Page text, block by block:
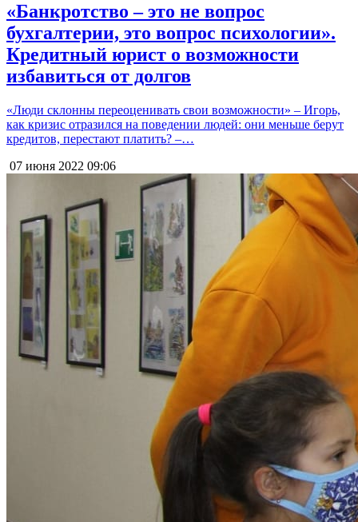
«Банкротство – это не вопрос
бухгалтерии, это вопрос психологии».
Кредитный юрист о возможности
избавиться от долгов
«Люди склонны переоценивать свои возможности» – Игорь,
как кризис отразился на поведении людей: они меньше берут
кредитов, перестают платить? –…
07 июня 2022 09:06